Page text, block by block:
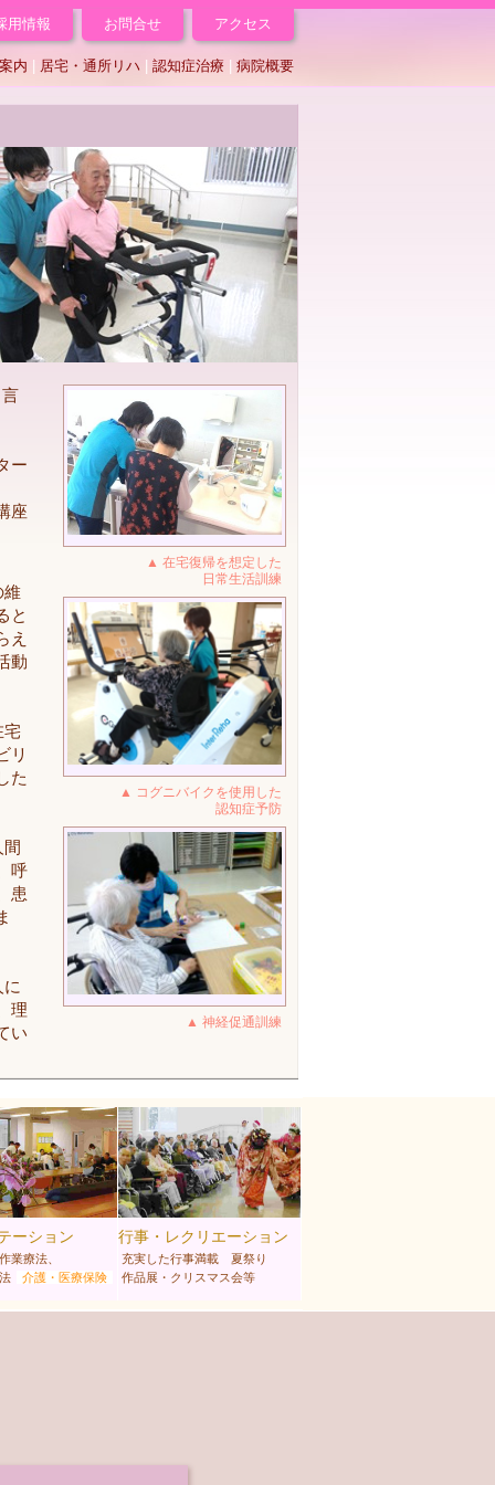
用情報 お問合せ アクセス
内 居宅・通所リハ 認知症治療 病院概要
▲ 在宅復帰を想定した
日常生活訓練
▲ コグニバイクを使用した
認知症予防
▲ 神経促通訓練
ー
座
維
と
え
動
宅
リ
た
呼
患
理
い
ーション
業療法、
介護・医療保険
行事・レクリエーション
充実した行事満載 夏祭り
作品展・クリスマス会等